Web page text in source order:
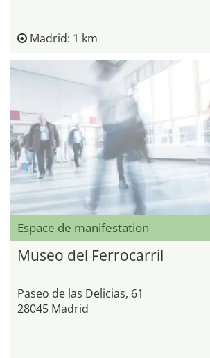
Madrid: 1 km
Espace de manifestation
Museo del Ferrocarril
Paseo de las Delicias, 61
28045 Madrid